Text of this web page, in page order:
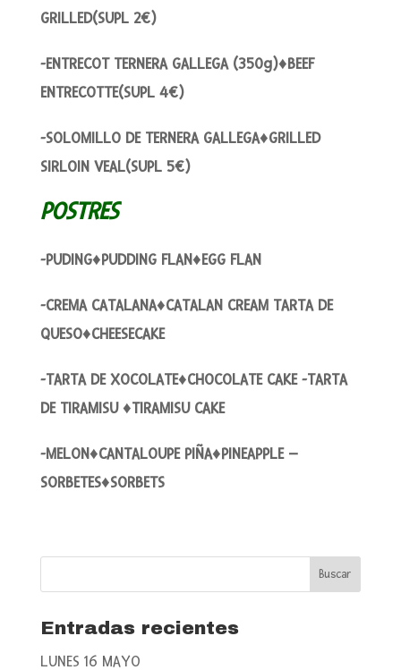
GRILLED(SUPL 2€)
-ENTRECOT TERNERA GALLEGA (350g)♦BEEF
ENTRECOTTE(SUPL 4€)
-SOLOMILLO DE TERNERA GALLEGA♦GRILLED
SIRLOIN VEAL(SUPL 5€)
POSTRES
-PUDING♦PUDDING FLAN♦EGG FLAN
-CREMA CATALANA♦CATALAN CREAM TARTA DE
QUESO♦CHEESECAKE
-TARTA DE XOCOLATE♦CHOCOLATE CAKE -TARTA
DE TIRAMISU ♦TIRAMISU CAKE
-MELON♦CANTALOUPE PIÑA♦PINEAPPLE –
SORBETES♦SORBETS
Entradas recientes
LUNES 16 MAYO